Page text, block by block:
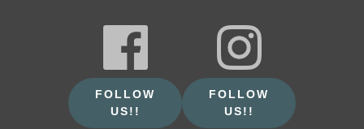
FOLLOW
US!!
FOLLOW
US!!